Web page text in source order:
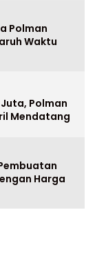
Polman
Waktu
Polman
Mendatang
Harga